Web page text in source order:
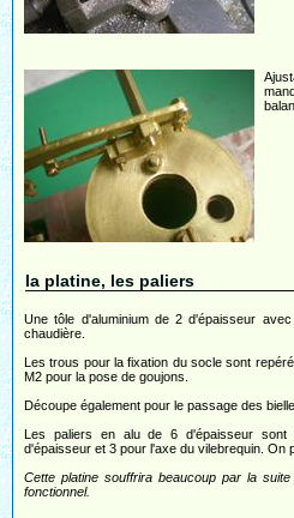
la platine, les paliers
Une tôle d'aluminium de 2 d'épaisseur
chaudière.
Les trous pour la fixation du socle sont
M2 pour la pose de goujons.
Découpe également pour le passage des
Les paliers en alu de 6 d'épaisseur
d'épaisseur et 3 pour l'axe du vilebrequin. On
Cette platine souffrira beaucoup par la
fonctionnel.